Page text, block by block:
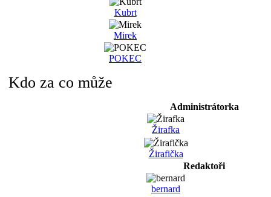
Kubrt
Mirek
POKEC
Kdo za co může
Administrátorka
Žirafka
Žirafička
Redaktoři
bernard